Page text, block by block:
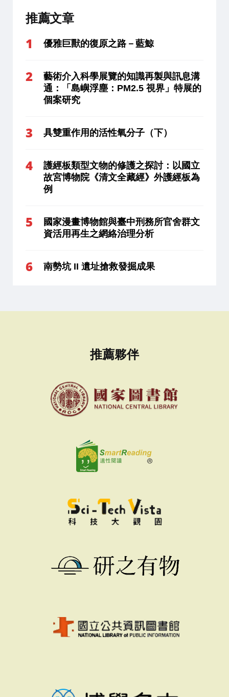
推薦文章
優雅巨獸的復原之路－藍鯨
藝術介入科學展覽的知識再製與訊息溝
通：「島嶼浮塵：PM2.5 視界」特展的
個案研究
具雙重作用的活性氧分子（下）
護經板類型文物的修護之探討：以國立
故宮博物院《清文全藏經》外護經板為
例
國家漫畫博物館與臺中刑務所官舍群文
資活用再生之網絡治理分析
南勢坑 II 遺址搶救發掘成果
推薦夥伴